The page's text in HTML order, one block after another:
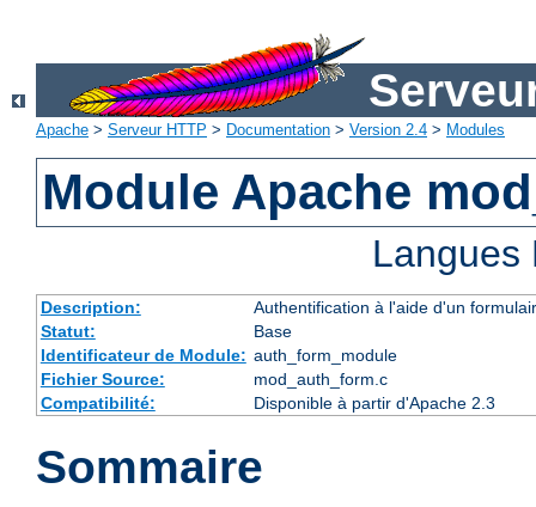
Apache > Serveur HTTP > Documentation > Version 2.4 > Modules
Module Apache
Description:
Authentification à l'aide d'un
Statut:
Base
Identificateur de Module: auth_form_module
Fichier Source:
mod_auth_form.c
Compatibilité:
Disponible à partir d'Apache 2.3
Sommaire